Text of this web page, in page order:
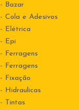
- Bazar
- Cola e Adesivos
- Elétrica
- Epi
- Ferragens
- Ferragens
- Fixação
- Hidraulicas
- Tintas